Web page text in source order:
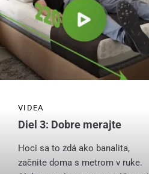
VIDEA
Diel 3: Dobre merajte
Hoci sa to zdá ako banalita,
začnite doma s metrom v ruke.